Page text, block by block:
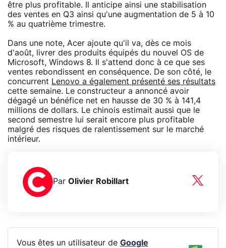
être plus profitable. Il anticipe ainsi une stabilisation
des ventes en Q3 ainsi qu'une augmentation de 5 à 10
% au quatrième trimestre.
Dans une note, Acer ajoute qu'il va, dès ce mois
d'août, livrer des produits équipés du nouvel OS de
Microsoft, Windows 8. Il s'attend donc à ce que ses
ventes rebondissent en conséquence. De son côté, le
concurrent Lenovo a également présenté ses résultats
cette semaine. Le constructeur a annoncé avoir
dégagé un bénéfice net en hausse de 30 % à 141,4
millions de dollars. Le chinois estimait aussi que le
second semestre lui serait encore plus profitable
malgré des risques de ralentissement sur le marché
intérieur.
Par Olivier Robillart
Vous êtes un utilisateur de Google